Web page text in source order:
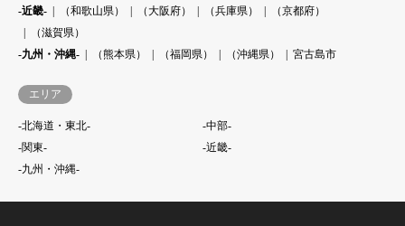
-近畿-
（和歌山県） （大阪府） （兵庫県）
（京都府）
（滋賀県）
-九州・沖縄-
（熊本県） （福岡県） （沖縄県） 宮古島市
エリア
-北海道・東北-
-中部-
-関東-
-近畿-
-九州・沖縄-